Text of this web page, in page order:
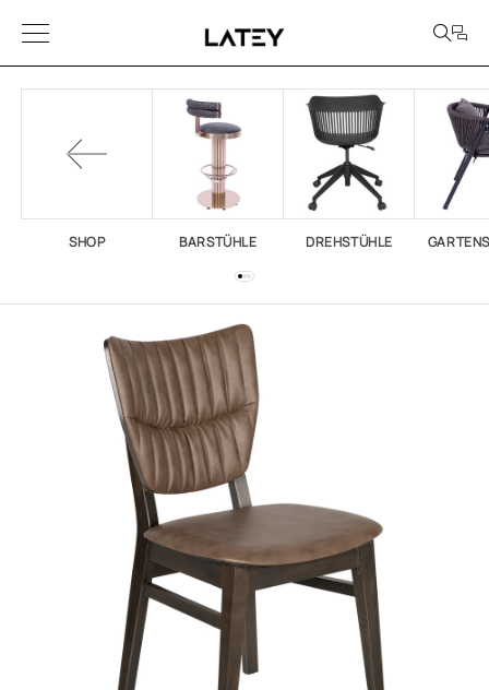
SHOP BARSTÜHLE DREHSTÜHLE